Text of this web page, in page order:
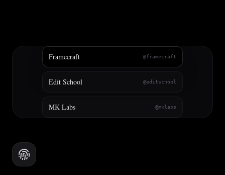
Framecraft @framecraft
Edit School @editschool
MK Labs @mklabs